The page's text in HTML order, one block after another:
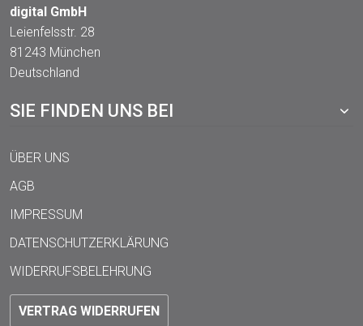
digital GmbH
Leienfelsstr. 28
81243 München
Deutschland
SIE FINDEN UNS BEI
ÜBER UNS
AGB
IMPRESSUM
DATENSCHUTZERKLÄRUNG
WIDERRUFSBELEHRUNG
VERTRAG WIDERRUFEN